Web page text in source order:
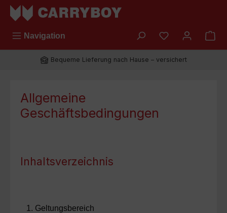
Zum Hauptinhalt springen
Navigation Du hast 0
Bequeme Lieferung nach Hause – versichert
Allgemeine
Geschäftsbedingungen
Inhaltsverzeichnis
Geltungsbereich